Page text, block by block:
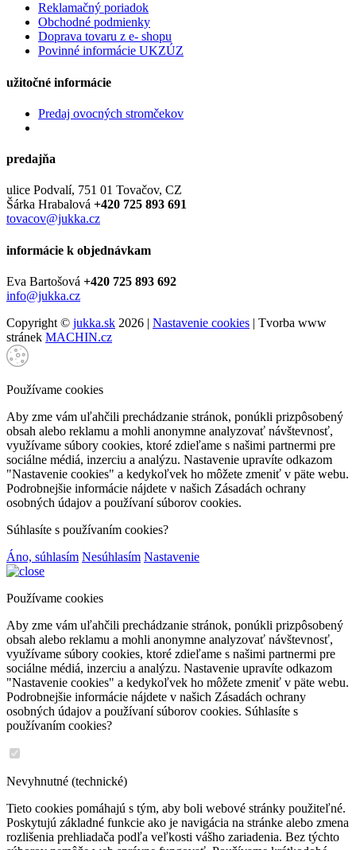
Reklamačný poriadok
Obchodné podmienky
Doprava tovaru z e- shopu
Povinné informácie UKZÚZ
užitočné informácie
Predaj ovocných stromčekov
predajňa
ulice Podvalí, 751 01 Tovačov, CZ
Šárka Hrabalová +420 725 893 691
tovacov@jukka.cz
informácie k objednávkam
Eva Bartošová +420 725 893 692
info@jukka.cz
Copyright © jukka.sk 2026 | Nastavenie cookies | Tvorba www
stránek MACHIN.cz
Používame cookies
Aby zme vám uľahčili prechádzanie stránok, ponúkli prizpôsobený
obsah alebo reklamu a mohli anonymne analyzovať návštevnosť,
využívame súbory cookies, ktoré zdieľame s našimi partnermi pre
sociálne médiá, inzerciu a analýzu. Nastavenie upravíte odkazom
"Nastavenie cookies" a kedykoľvek ho môžete zmeniť v päte webu.
Podrobnejšie informácie nájdete v našich Zásadách ochrany
osobných údajov a používaní súborov cookies.
Súhlasíte s používaním cookies?
Áno, súhlasím Nesúhlasím Nastavenie
Používame cookies
Aby zme vám uľahčili prechádzanie stránok, ponúkli prizpôsobený
obsah alebo reklamu a mohli anonymne analyzovať návštevnosť,
využívame súbory cookies, ktoré zdieľame s našimi partnermi pre
sociálne médiá, inzerciu a analýzu. Nastavenie upravíte odkazom
"Nastavenie cookies" a kedykoľvek ho môžete zmeniť v päte webu.
Podrobnejšie informácie nájdete v našich Zásadách ochrany
osobných údajov a používaní súborov cookies. Súhlasíte s
používaním cookies?
Nevyhnutné (technické)
Tieto cookies pomáhajú s tým, aby boli webové stránky použiteľné.
Poskytujú základné funkcie ako je navigácia na stránke alebo zmena
rozlišenia prehliadača podľa veľkosti vášho zariadenia. Bez týchto